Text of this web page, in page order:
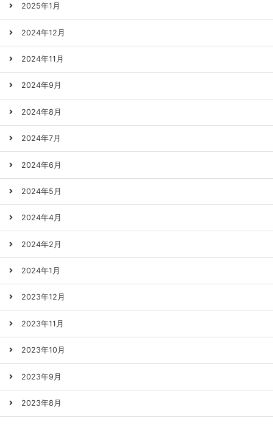
2025年1月
2024年12月
2024年11月
2024年9月
2024年8月
2024年7月
2024年6月
2024年5月
2024年4月
2024年2月
2024年1月
2023年12月
2023年11月
2023年10月
2023年9月
2023年8月